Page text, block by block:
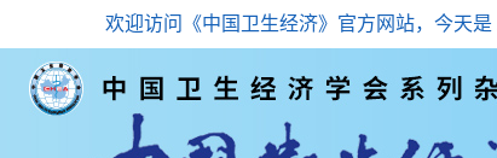
欢迎访问《中国卫生经济》官方网站，今天是